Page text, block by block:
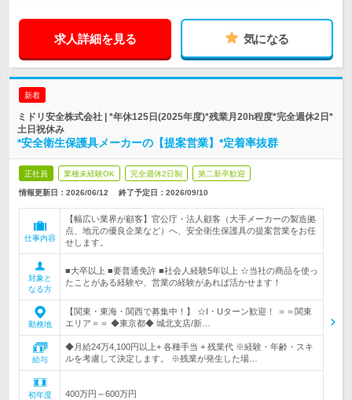
求人詳細を見る 気になる
新着
ミドリ安全株式会社 | *年休125日(2025年度)*残業月20h程度*完全週休2日*
土日祝休み
*安全衛生保護具メーカーの【提案営業】*定着率抜群
正社員 業種未経験OK 完全週休2日制 第二新卒歓迎
情報更新日：2026/06/12 終了予定日： 2026/09/10
仕事内容
【幅広い業界が顧客】官公庁・法人顧客（大手メーカーの製造拠
点、地元の優良企業など）へ、安全衛生保護具の提案営業をお任
せします。
対象と
なる方
■大卒以上 ■要普通免許 ■社会人経験5年以上 ☆当社の商品を使っ
たことがある経験や、営業の経験があれば活かせます！
勤務地
【関東・東海・関西で募集中！】 ☆I・Uターン歓迎！ ＝＝関東
エリア＝＝ ◆東京都◆ 城北支店/新…
給与
◆月給24万4,100円以上+ 各種手当 + 残業代 ※経験・年齢・スキ
ルを考慮して決定します。 ※残業が発生した場…
初年度
400万円～600万円